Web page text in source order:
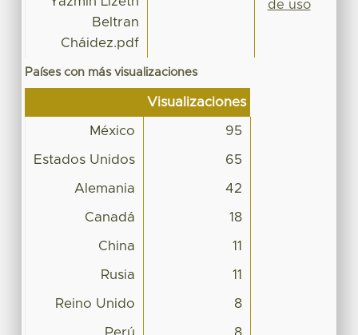
Beltran
Cháidez.pdf
Países con más visualizaciones
Visualizaciones
México 95
Estados Unidos 65
Alemania 42
Canadá 18
China 11
Rusia 11
Reino Unido 8
Perú 8
de uso